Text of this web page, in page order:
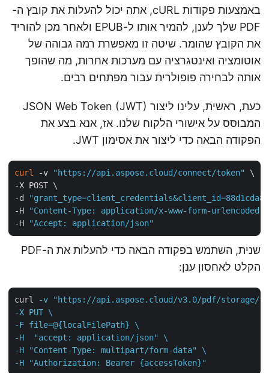
באמצעות פקודות cURL, אתה יכול להעלות את קובץ ה-
PDF שלך לענן, להמיר אותו ל-EPUB ולאחר מכן להוריד
את הקובץ שהומר. שיטה זו מאפשרת רמה גבוהה של
אוטומציה ואינטגרציה עם מערכות אחרות, מה שהופך
אותה לבחירה פופולרית עבור מפתחים רבים.
כעת, ראשית, עלינו ליצור JSON Web Token (JWT)
המבוסס על אישורי הלקוח שלנו. אז, אנא בצע את
הפקודה הבאה כדי ליצור את אסימון JWT.
curl -v "https://api.aspose.cloud/connect/token" \
-X POST \
-d "grant_type=client_credentials&client_id=88d1cda8-
-H "Content-Type: application/x-www-form-
-H "Accept: application/json"
שנית, השתמש בפקודה הבאה כדי להעלות את ה-PDF
הקלט לאחסון ענן:
curl
-v "https://api.aspose.cloud/v3.0/pdf/
-X PUT \
-F file=@{localFilePath} \
-H  "accept: application/json" \
-H "Content-Type: multipart/form-data" \
-H "Authorization: Bearer {accessToken}"